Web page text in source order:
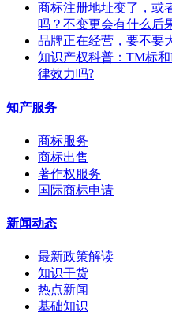
商标注册地址变了，或
吗？不变更会有什么后
品牌正在经营，要不要
知识产权科普：TM标
律效力吗?
知产服务
商标服务
商标出售
著作权服务
国际商标申请
新闻动态
最新政策解读
知识干货
热点新闻
基础知识